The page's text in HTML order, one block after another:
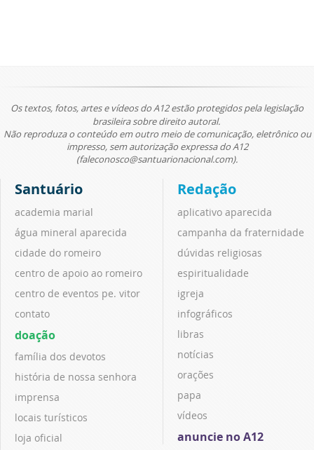
Os textos, fotos, artes e vídeos do A12 estão protegidos pela legislação
brasileira sobre direito autoral.
Não reproduza o conteúdo em outro meio de comunicação, eletrônico ou
impresso, sem autorização expressa do A12
(faleconosco@santuarionacional.com).
Santuário
academia marial
água mineral aparecida
cidade do romeiro
centro de apoio ao romeiro
centro de eventos pe. vitor
contato
doação
família dos devotos
história de nossa senhora
imprensa
locais turísticos
loja oficial
Redação
aplicativo aparecida
campanha da fraternidade
dúvidas religiosas
espiritualidade
igreja
infográficos
libras
notícias
orações
papa
vídeos
anuncie no A12